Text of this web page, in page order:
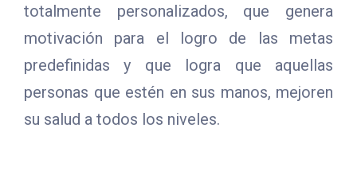
totalmente personalizados, que genera
motivación para el logro de las metas
predefinidas y que logra que aquellas
personas que estén en sus manos, mejoren
su salud a todos los niveles.